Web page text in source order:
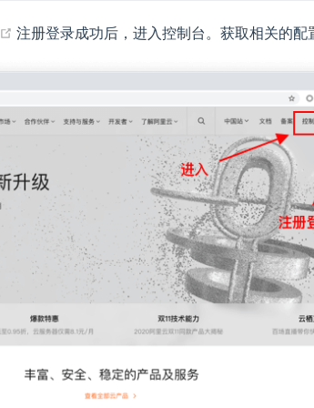
(opens new window)
注册登录成功后，进入控制台。获取相关的配